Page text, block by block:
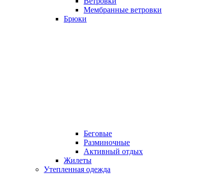
Мембранные ветровки
Брюки
Беговые
Разминочные
Активный отдых
Жилеты
Утепленная одежда